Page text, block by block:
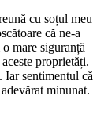
cu soțul meu
că ne-a
mare siguranță
proprietăți.
Iar sentimentul că
minunat.